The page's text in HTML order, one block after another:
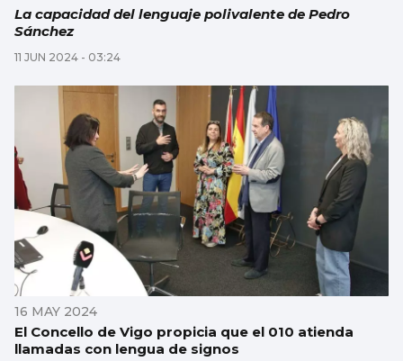
La capacidad del lenguaje polivalente de Pedro
Sánchez
11 JUN 2024 - 03:24
16 MAY 2024
El Concello de Vigo propicia que el 010 atienda
llamadas con lengua de signos